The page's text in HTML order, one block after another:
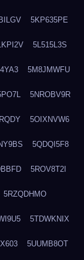
5KP635PE
5L515L3S
5M8JMWFU
5NROBV9R
5OIXNVW6
5QDQI5F8
5ROV8T2I
5RZQDHMO
5TDWKNIX
5UUMB8OT